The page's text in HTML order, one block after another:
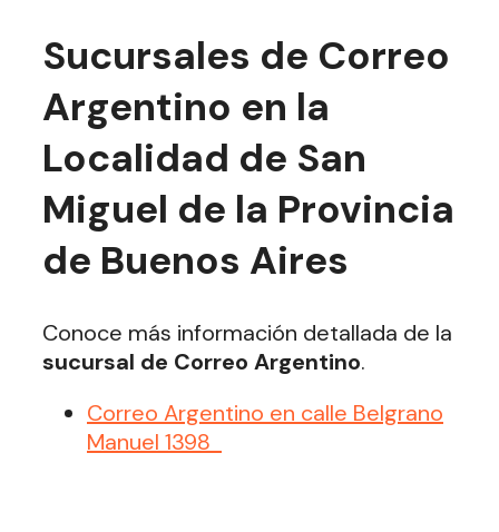
Sucursales de Correo
Argentino en la
Localidad de San
Miguel de la Provincia
de Buenos Aires
Conoce más información detallada de la
sucursal de Correo Argentino.
Correo Argentino en calle Belgrano
Manuel 1398